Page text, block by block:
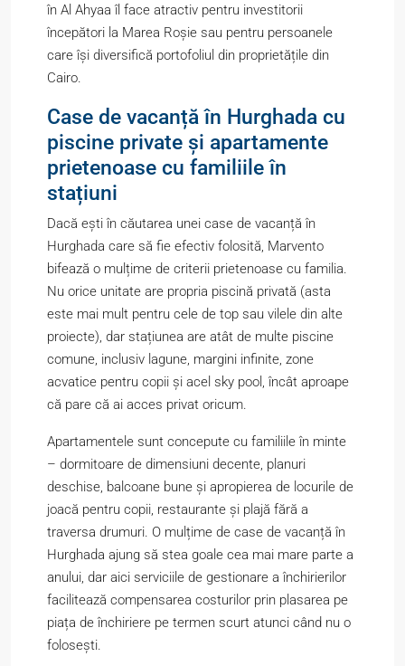
în Al Ahyaa îl face atractiv pentru investitorii
începători la Marea Roșie sau pentru persoanele
care își diversifică portofoliul din proprietățile din
Cairo.
Case de vacanță în Hurghada cu
piscine private și apartamente
prietenoase cu familiile în
stațiuni
Dacă ești în căutarea unei case de vacanță în
Hurghada care să fie efectiv folosită, Marvento
bifează o mulțime de criterii prietenoase cu familia.
Nu orice unitate are propria piscină privată (asta
este mai mult pentru cele de top sau vilele din alte
proiecte), dar stațiunea are atât de multe piscine
comune, inclusiv lagune, margini infinite, zone
acvatice pentru copii și acel sky pool, încât aproape
că pare că ai acces privat oricum.
Apartamentele sunt concepute cu familiile în minte
– dormitoare de dimensiuni decente, planuri
deschise, balcoane bune și apropierea de locurile de
joacă pentru copii, restaurante și plajă fără a
traversa drumuri. O mulțime de case de vacanță în
Hurghada ajung să stea goale cea mai mare parte a
anului, dar aici serviciile de gestionare a închirierilor
facilitează compensarea costurilor prin plasarea pe
piața de închiriere pe termen scurt atunci când nu o
folosești.